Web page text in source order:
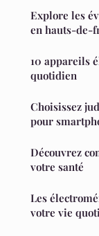
Explore les
en hauts-de-
10 appareils
quotidien
Choisissez
pour
Découvrez
votre santé
Les
votre vie